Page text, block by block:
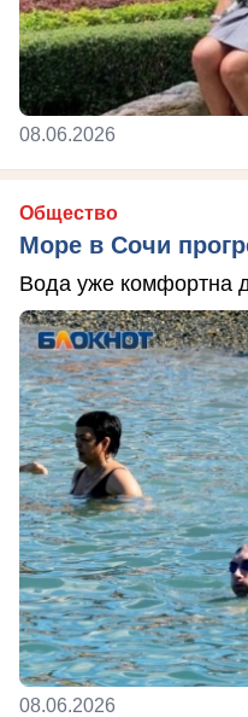
08.06.2026
Общество
Море в Сочи
Вода уже комфортна
08.06.2026